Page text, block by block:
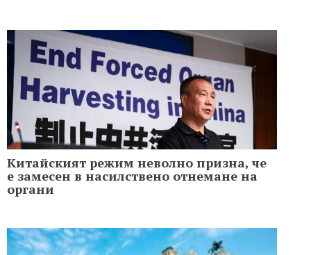
Китайският режим неволно призна, че
е замесен в насилствено отнемане на
органи